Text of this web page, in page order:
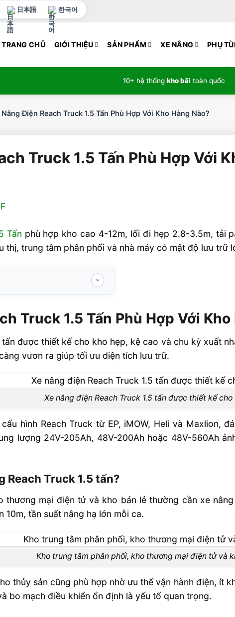
日本語 한국어
TRANG CHỦ GIỚI THIỆU SẢN PHẨM XE NÂNG PHỤ
10+ hệ thống kho bãi toàn quốc
Điện Reach Truck 1.5 Tấn Phù Hợp Với Kho Hàng Nào?
Truck 1.5 Tấn Phù Hợp Với
Tấn phù hợp kho cao 4-12m, lối đi hẹp 2.8-3.5m, tải
thị, trung tâm phân phối và nhà máy có mật độ lưu trữ
quyết định hiệu quả vận
1.5 tấn cho từng nhóm
tấn có phù hợp kho hẹp
chọn pin Lithium hay ắc quy
là hợp lý cho kho 1.5 tấn?
Truck 1.5 Tấn Phù Hợp Với
Truck 1.5 Tấn Phù Hợp Với Kho
tấn được thiết kế cho kho hẹp, kệ cao và chu kỳ xuất
vươn ra giúp tối ưu diện tích lưu trữ.
Xe nâng điện Reach Truck 1.5 tấn được thiết kế
hình Reach Truck từ EP, iMOW, Heli và Maxlion,
lượng 24V-205Ah, 48V-200Ah hoặc 48V-560Ah
Reach Truck 1.5 tấn?
thương mại điện tử và kho bán lẻ thường cần xe
10m, tần suất nâng hạ lớn mỗi ca.
Kho trung tâm phân phối, kho thương mại điện tử và
thủy sản cũng phù hợp nhờ ưu thế vận hành điện, ít
bo mạch điều khiển ổn định là yếu tố quan trọng.